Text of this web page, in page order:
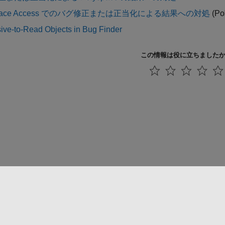
Access でのバグ修正または正当化による結果への対処
to-Read Objects in Bug Finder
この情報は役に立ちました